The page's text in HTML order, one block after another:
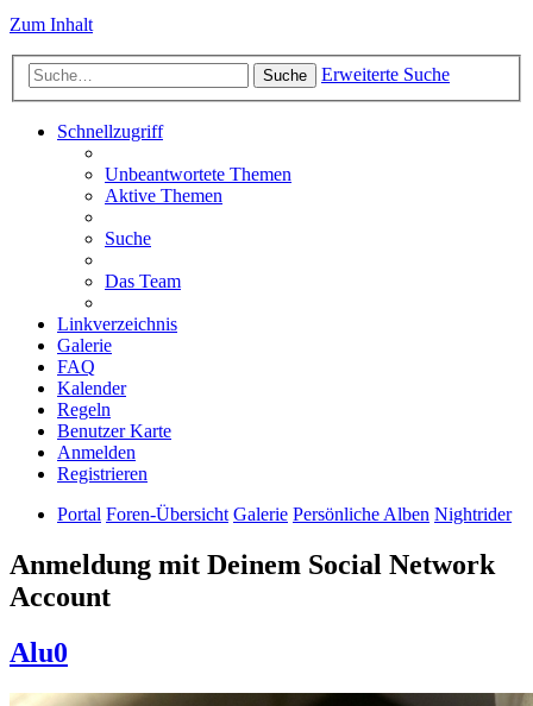
Zum Inhalt
Suche Erweiterte Suche
Schnellzugriff
Unbeantwortete Themen
Aktive Themen
Suche
Das Team
Linkverzeichnis
Galerie
FAQ
Kalender
Regeln
Benutzer Karte
Anmelden
Registrieren
Portal Foren-Übersicht Galerie Persönliche Alben Nightrider
Anmeldung mit Deinem Social Network
Account
Alu0